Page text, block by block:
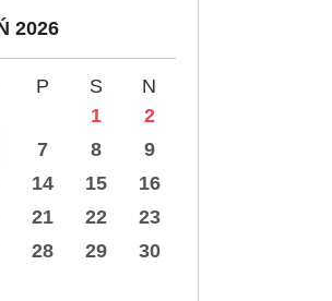
2026
P S
N
1
2
7 8
9
14 15
16
21 22
23
28 29
30